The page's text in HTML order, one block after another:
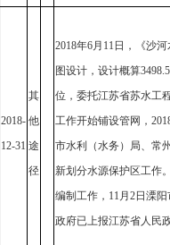
2018-
12-31
其
他
途
径
2018年6月11日，《沙
图设计，设计概算
位，委托江苏省苏水工
工作开始铺设管网，
市水利（水务）局、常
新划分水源保护区工作
编制工作，11月2日溧
政府已上报江苏省人民